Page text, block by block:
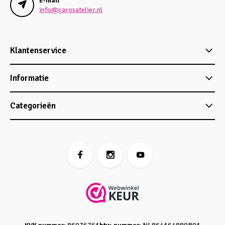
info@carosatelier.nl
Klantenservice
Informatie
Categorieën